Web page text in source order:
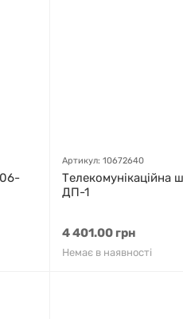
Артикул: 10672640
ДП-1
4 401.00 грн
Немає в наявності